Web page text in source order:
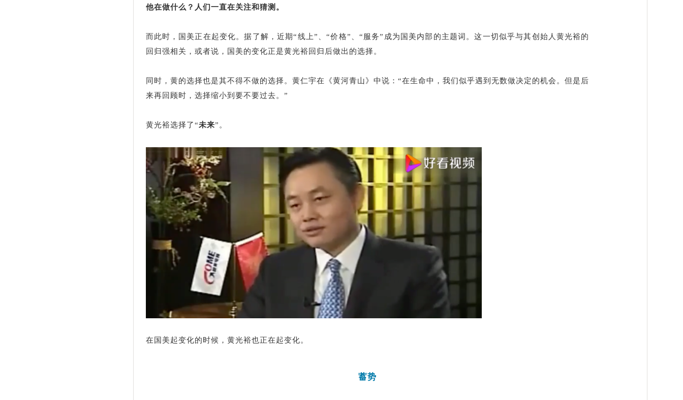
他在做什么？人们一直在关注和猜测。
而此时，国美正在起变化。据了解，近期“线上”、“价格”、“服务”成为国美内部的主题词。这一切似乎与其创始人黄光裕的
回归强相关，或者说，国美的变化正是黄光裕回归后做出的选择。
同时，黄的选择也是其不得不做的选择。黄仁宇在《黄河青山》中说：“在生命中，我们似乎遇到无数做决定的机会。但是后
来再回顾时，选择缩小到要不要过去。”
黄光裕选择了“未来”。
在国美起变化的时候，黄光裕也正在起变化。
蓄势